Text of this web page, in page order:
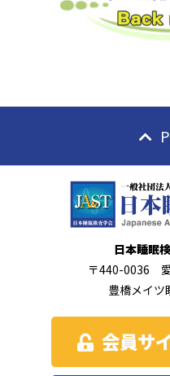
日本睡眠
〒440-0036
豊橋メイツ
会員サ